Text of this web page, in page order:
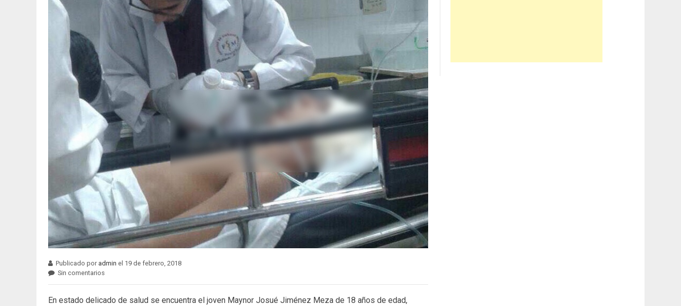
Publicado por admin el 19 de febrero, 2018
Sin comentarios
En estado delicado de salud se encuentra el joven Maynor Josué Jiménez Meza de 18 años de edad,